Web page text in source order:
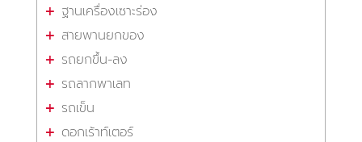
ฐานเครื่องเซาะร่อง
สายพานยกของ
รถยกขึ้น-ลง
รถลากพาเลท
รถเข็น
ดอกเร้าท์เตอร์